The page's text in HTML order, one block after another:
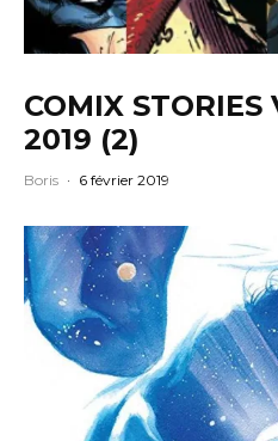
COMIX STORIES
2019 (2)
Boris · 6 février 2019